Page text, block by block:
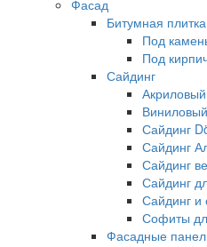
Фасад
Битумная плитка
Под
Под
Сайдинг
Сайдинг
Сайдинг
Сайдинг
Сайдинг
Сайдинг
Софиты
Фасадные